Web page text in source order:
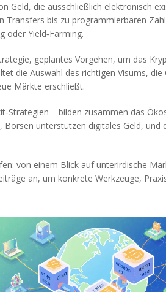
Geld, die ausschließlich elektronisch
bis zu programmierbaren
oder Yield‑Farming.
, geplantes Vorgehen, um das
die Auswahl des richtigen Visums,
Märkte erschließt.
– bilden zusammen das
unterstützen digitales Geld,
von einem Blick auf unterirdische
an, um konkrete Werkzeuge,